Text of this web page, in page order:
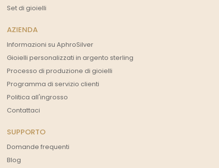
Set di gioielli
AZIENDA
Informazioni su AphroSilver
Gioielli personalizzati in argento sterling
Processo di produzione di gioielli
Programma di servizio clienti
Politica all'ingrosso
Contattaci
SUPPORTO
Domande frequenti
Blog